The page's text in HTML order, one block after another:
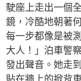
駛座上走出一個
鏡，冷酷地朝著
每一步都像是被
大人！」泊車警
發出聲音。她走
貼在牆上的掀背